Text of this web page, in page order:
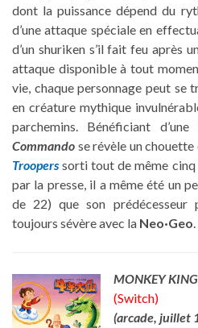
dont la puissance dépend du
d’une attaque spéciale en
d’un shuriken s’il fait feu après
attaque disponible à tout
vie, chaque personnage peut se
en créature mythique
parchemins. Bénéficiant
Commando se révèle un
Troopers sorti tout de même
par la presse, il a même été un
de 22) que son prédécesseur
toujours sévère avec la Neo·Geo.
MONKEY
(Switch)
(arcade, juillet